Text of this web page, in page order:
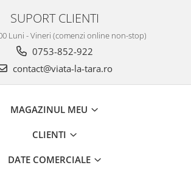
SUPORT CLIENTI
Luni - Vineri (comenzi online non-stop)
0753-852-922
contact@viata-la-tara.ro
MAGAZINUL MEU
CLIENTI
DATE COMERCIALE